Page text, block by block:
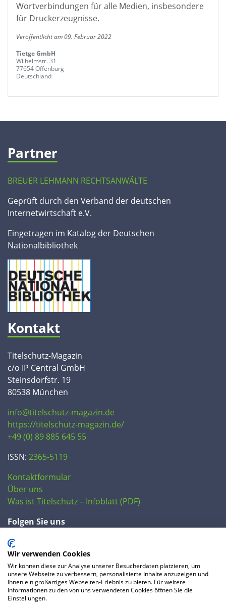
Wortverbindungen für alle Medien, insbesondere
für Druckerzeugnisse.
Veröffentlicht am 09. Februar 2022
Tietge GmbH
Wilhelmstr. 31
77654 Offenburg
Deutschland
Partner
BREUER LEHMANN RECHTSANWÄLTE
Geprüft durch den Verband der deutschen
Internetwirtschaft e.V.
Eingetragen im Katalog der Deutschen
Nationalbibliothek
Kontakt
Titelschutz-Magazin
c/o IP Central GmbH
Steinsdorfstr. 19
80538 München
info@titelschutz-magazin.de
https://titelschutz-magazin.de/
+49 (0) 89 885 645 55
ISSN: 2365-5119
Kontaktformular
Über uns
Was ist Titelschutz – Infoblatt (PDF)
Folgen Sie uns
Wir verwenden Cookies
Wir können diese zur Analyse unserer Besucherdaten platzieren, um
unsere Webseite zu verbessern, personalisierte Inhalte anzuzeigen und
Ihnen ein großartiges Webseiten-Erlebnis zu bieten. Für weitere
Informationen zu den von uns verwendeten Cookies öffnen Sie die
Einstellungen.